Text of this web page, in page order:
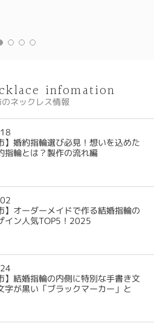
infomation
ネックレス情報
】婚約指輪選び必見！想いを込めた
指輪とは？製作の流れ編
】オーダーメイドで作る結婚指輪の
イン人気TOP5！2025
】結婚指輪の内側に特別な手書き文
字が黒い「ブラックマーカー」と